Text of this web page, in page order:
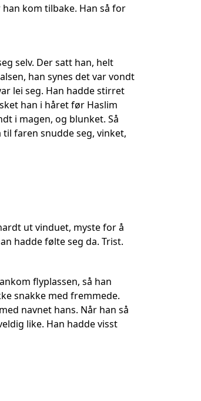
kom tilbake. Han så for
selv. Der satt han, helt
han synes det var vondt
lei seg. Han hadde stirret
han i håret før Haslim
i magen, og blunket. Så
faren snudde seg, vinket,
ut vinduet, myste for å
hadde følte seg da. Trist.
flyplassen, så han
snakke med fremmede.
navnet hans. Når han så
like. Han hadde visst